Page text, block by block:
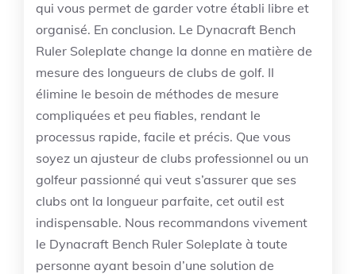
qui vous permet de garder votre établi libre et
organisé. En conclusion. Le Dynacraft Bench
Ruler Soleplate change la donne en matière de
mesure des longueurs de clubs de golf. Il
élimine le besoin de méthodes de mesure
compliquées et peu fiables, rendant le
processus rapide, facile et précis. Que vous
soyez un ajusteur de clubs professionnel ou un
golfeur passionné qui veut s’assurer que ses
clubs ont la longueur parfaite, cet outil est
indispensable. Nous recommandons vivement
le Dynacraft Bench Ruler Soleplate à toute
personne ayant besoin d’une solution de